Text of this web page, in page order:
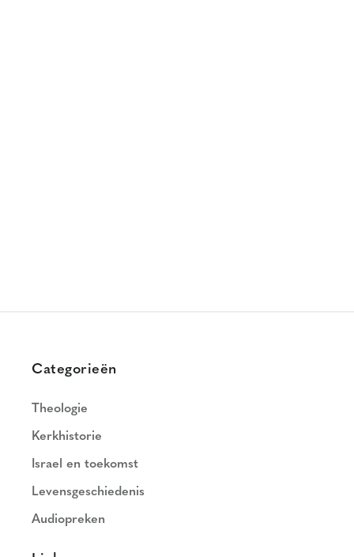
Categorieën
Theologie
Kerkhistorie
Israel en toekomst
Levensgeschiedenis
Audiopreken